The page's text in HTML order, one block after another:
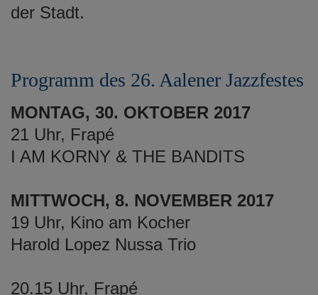
der Stadt.
Programm des 26. Aalener Jazzfestes
MONTAG, 30. OKTOBER 2017
21 Uhr, Frapé
I AM KORNY & THE BANDITS
MITTWOCH, 8. NOVEMBER 2017
19 Uhr, Kino am Kocher
Harold Lopez Nussa Trio
20.15 Uhr, Frapé